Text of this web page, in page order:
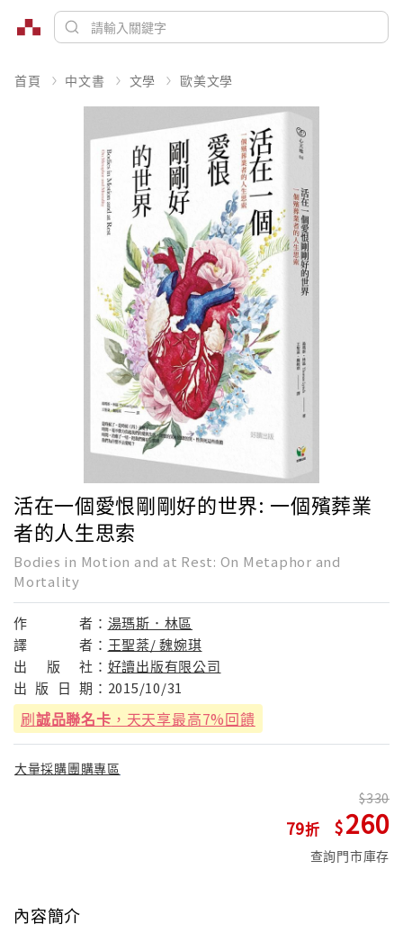
首頁 中文書 文學 歐美文學
活在一個愛恨剛剛好的世界: 一個殯葬業
者的人生思索
Bodies in Motion and at Rest: On Metaphor and
Mortality
作 者： 湯瑪斯．林區
譯
者： 王聖棻/ 魏婉琪
出
版 社： 好讀出版有限公司
出 版 日 期： 2015/10/31
刷誠品聯名卡 ，天天享最高7%回饋
大量採購團購專區
79
330
260
查詢門市庫存
內容簡介